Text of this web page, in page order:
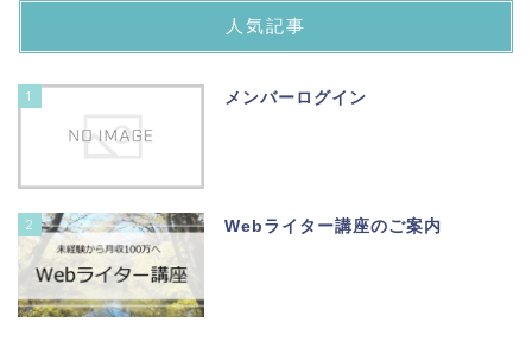
人気記事
1 メンバーログイン
2 Webライター講座のご案内